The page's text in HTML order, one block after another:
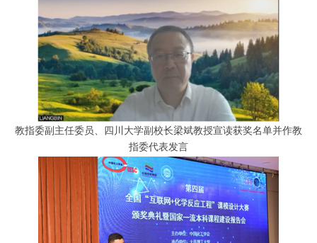
教指委副主任委员、四川大学副校长梁斌教授宣读获奖名单并作教
指委代表发言